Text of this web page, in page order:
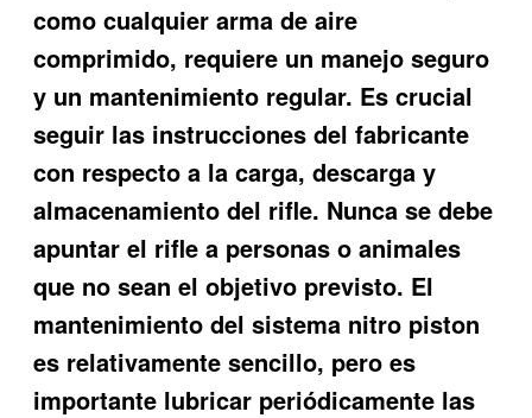
como cualquier arma de aire
comprimido, requiere un manejo seguro
y un mantenimiento regular. Es crucial
seguir las instrucciones del fabricante
con respecto a la carga, descarga y
almacenamiento del rifle. Nunca se debe
apuntar el rifle a personas o animales
que no sean el objetivo previsto. El
mantenimiento del sistema nitro piston
es relativamente sencillo, pero es
importante lubricar periódicamente las